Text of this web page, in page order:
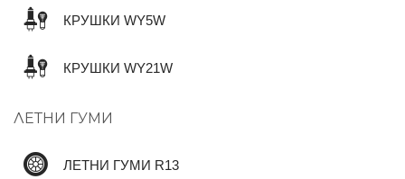
КРУШКИ WY5W
КРУШКИ WY21W
ЛЕТНИ ГУМИ
ЛЕТНИ ГУМИ R13